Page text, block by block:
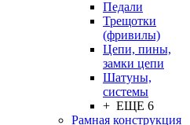
Педали
Трещотки
(фривилы)
Цепи, пины,
замки цепи
Шатуны,
системы
+ ЕЩЕ 6
Рамная конструкция